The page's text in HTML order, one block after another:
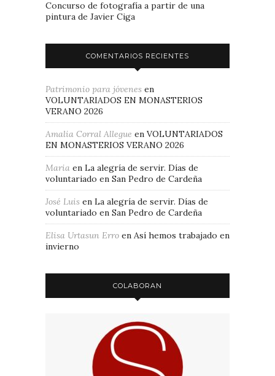
Concurso de fotografía a partir de una
pintura de Javier Ciga
COMENTARIOS RECIENTES
Patrimonio para jóvenes en
VOLUNTARIADOS EN MONASTERIOS
VERANO 2026
Amalia Corral Allegue en VOLUNTARIADOS
EN MONASTERIOS VERANO 2026
Maria en La alegría de servir. Días de
voluntariado en San Pedro de Cardeña
José Luis en La alegría de servir. Días de
voluntariado en San Pedro de Cardeña
Elisa Urtasun Erro en Así hemos trabajado en
invierno
COLABORAN